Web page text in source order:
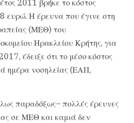
2011 βρήκε το κόστος
ευρώ. Η έρευνα που έγινε στη
(ΜΕΘ) του
Ηρακλείου Κρήτης, για
έδειξε ότι το μέσο κόστος
ημέρα νοσηλείας (ΕΑΠ,
παραδόξως– πολλές έρευνες
σε ΜΕΘ και καμιά δεν